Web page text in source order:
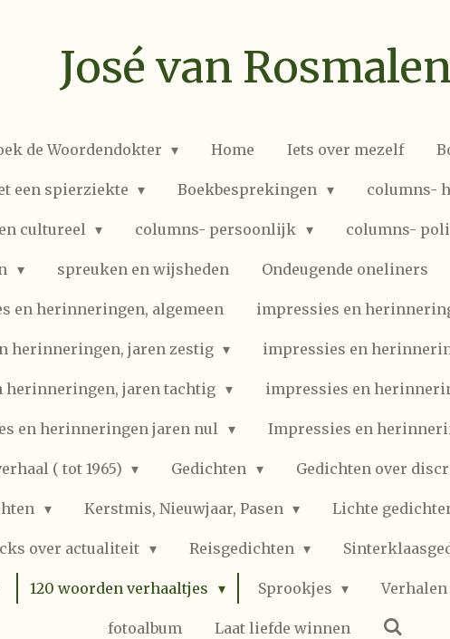
José van Rosmalen
de Woordendokter Home Iets over mezelf
een spierziekte Boekbesprekingen columns-
cultureel columns- persoonlijk columns-
spreuken en wijsheden Ondeugende oneliners
en herinneringen, algemeen impressies en
herinneringen, jaren zestig impressies en
herinneringen, jaren tachtig impressies en
en herinneringen jaren nul Impressies en
( tot 1965) Gedichten Gedichten over
Kerstmis, Nieuwjaar, Pasen Lichte
over actualiteit Reisgedichten
120 woorden verhaaltjes Sprookjes Verhalen
fotoalbum Laat liefde winnen